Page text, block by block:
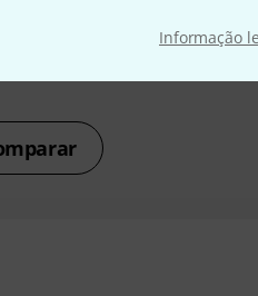
Informação